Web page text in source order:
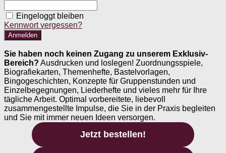
Eingeloggt bleiben
Kennwort vergessen?
Sie haben noch keinen Zugang zu unserem Exklusiv-
Bereich? Ausdrucken und loslegen! Zuordnungsspiele,
Biografiekarten, Themenhefte, Bastelvorlagen,
Bingogeschichten, Konzepte für Gruppenstunden und
Einzelbegegnungen, Liederhefte und vieles mehr für Ihre
tägliche Arbeit. Optimal vorbereitete, liebevoll
zusammengestellte Impulse, die Sie in der Praxis begleiten
und Sie mit immer neuen Ideen versorgen.
Jetzt bestellen!